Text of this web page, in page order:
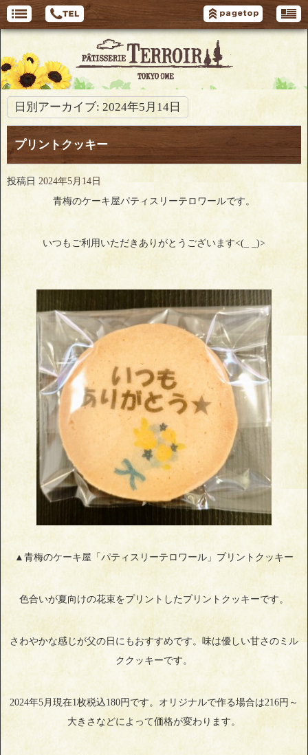
日別アーカイブ: 2024年5月14日
プリントクッキー
投稿日 2024年5月14日
青梅のケーキ屋パティスリーテロワールです。
いつもご利用いただきありがとうございます<(_ _)>
▲青梅のケーキ屋「パティスリーテロワール」プリントクッキー
色合いが夏向けの花束をプリントしたプリントクッキーです。
さわやかな感じが父の日にもおすすめです。味は優しい甘さのミル
ククッキーです。
2024年5月現在1枚税込180円です。オリジナルで作る場合は216円～
大きさなどによって価格が変わります。